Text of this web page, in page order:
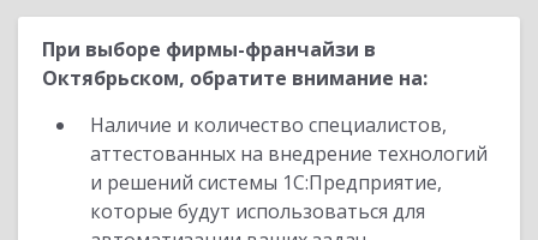
При выборе фирмы-франчайзи в
Октябрьском, обратите внимание на:
Наличие и количество специалистов,
аттестованных на внедрение технологий
и решений системы 1С:Предприятие,
которые будут использоваться для